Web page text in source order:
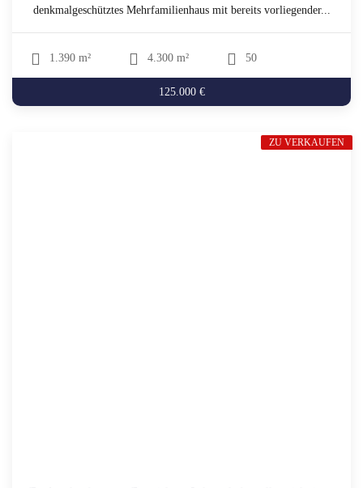
denkmalgeschütztes Mehrfamilienhaus mit bereits vorliegender...
1.390 m² 4.300 m² 50
125.000 €
ZU VERKAUFEN